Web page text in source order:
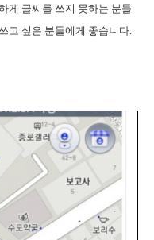
게 글씨를 쓰지 못하는 분들
고 싶은 분들에게 좋습니다.